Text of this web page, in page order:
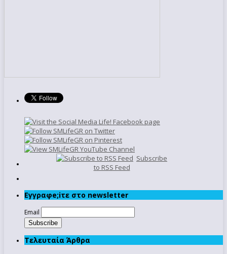
Subscribe
to RSS Feed
Εγγραφe;iτε στο newsletter
Email
Τελευταία Άρθρα